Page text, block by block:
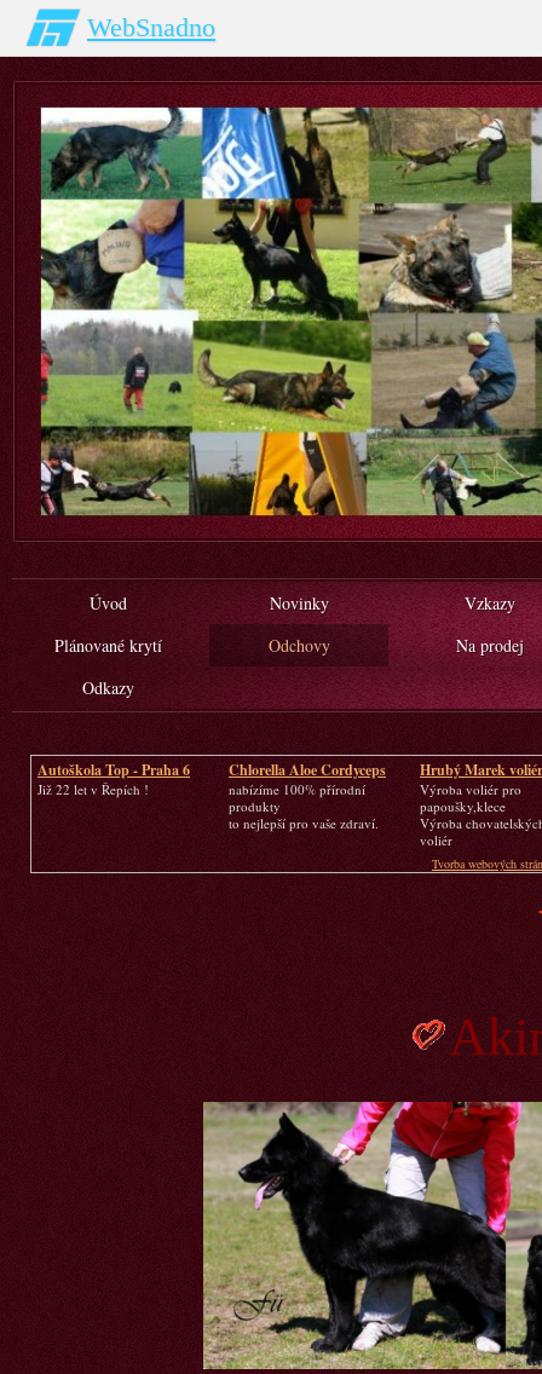
WebSnadno
Úvod Novinky
Vzkazy
Plánované krytí
Odchovy
Na prodej
Odkazy
Autoškola Top - Praha 6
Již 22 let v Řepích !
Chlorella Aloe Cordyceps
nabízíme 100% přírodní
produkty
to nejlepší pro vaše zdraví.
Hrubý Marek
Výroba voliér pro
papoušky,klece
Výroba
voliér
Tvorba webových